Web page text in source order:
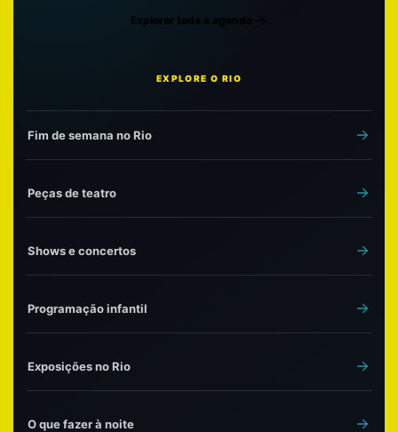
Explorar toda a agenda
EXPLORE O RIO
Fim de semana no Rio
Peças de teatro
Shows e concertos
Programação infantil
Exposições no Rio
O que fazer à noite